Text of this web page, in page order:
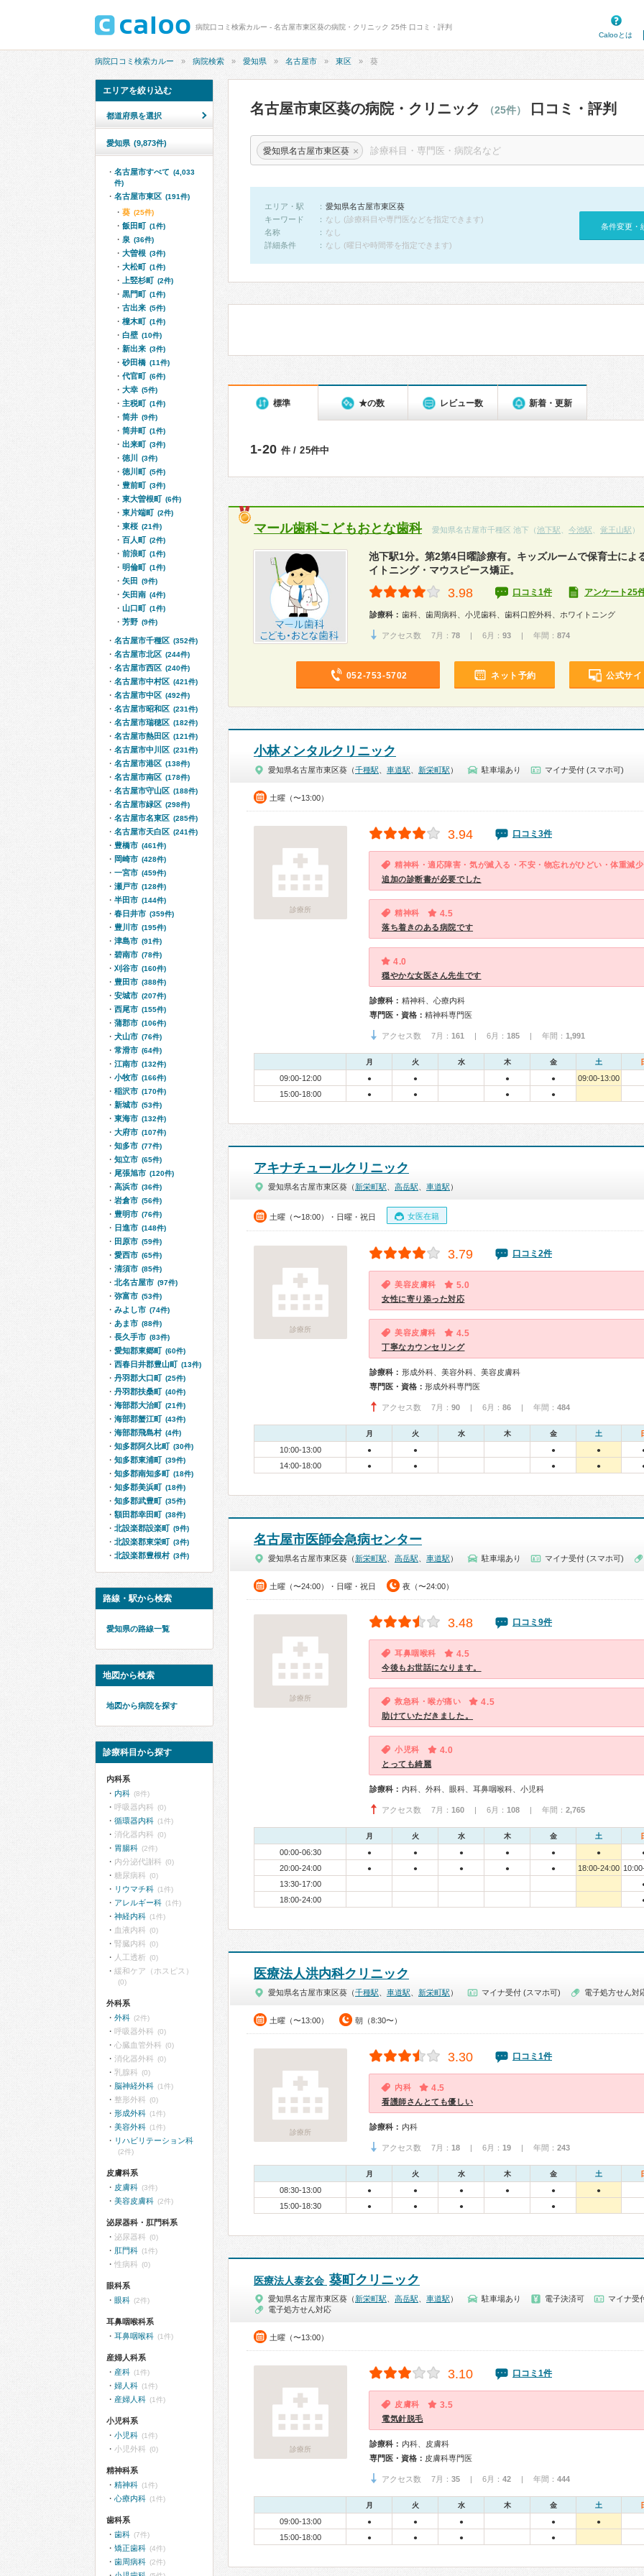
病院口コミ検索カルー - 名古屋市東区葵の病院・クリニック 25件 口コミ・評判
Calooとは
病院口コミ検索カルー 病院検索 愛知県 名古屋市 東区 葵
名古屋市東区葵の病院・クリニック （25件） 口コミ・評判
愛知県名古屋市東区葵 ×
エリア・駅
愛知県名古屋市東区葵
キーワード
なし (診療科目や専門医などを指定できます)
名称
なし
詳細条件
なし (曜日や時間帯を指定できます)
条件変更・
標準 ★の数 レビュー数 新着・更新
1-20 件 / 25件中
マール歯科こどもおとな歯科 愛知県名古屋市千種区 池下（池下駅 今池駅 覚王山駅 ）
池下駅1分。第2第4日曜診療有。キッズルームで保育士によ
イトニング・マウスピース矯正。
3.98 口コミ1件 アンケート25
診療科： 歯科、歯周病科、小児歯科、歯科口腔外科、ホワイトニング
アクセス数 7月： 78 | 6月： 93 | 年間： 874
052-753-5702 ネット予約 公式サイ
小林メンタルクリニック
愛知県名古屋市東区葵（千種駅 車道駅 新栄町駅 ） 駐車場あり マイナ受付 (スマホ可)
土曜（〜13:00）
診療所
3.94 口コミ3件
精神科・適応障害・気が滅入る・不安・物忘れがひどい・体重減少
追加の診断書が必要でした
精神科 4.5
落ち着きのある病院です
4.0
穏やかな女医さん先生です
診療科： 精神科、心療内科
専門医・資格： 精神科専門医
アクセス数 7月： 161 | 6月： 185 | 年間： 1,991
月 火 水 木 金 土
09:00-12:00 ● ● ● ●
09:00-13:00
15:00-18:00
● ● ● ●
アキナチュールクリニック
愛知県名古屋市東区葵（ 新栄町駅 高岳駅 車道駅 ）
土曜（〜18:00）・日曜・祝日 女医在籍
診療所
3.79 口コミ2件
美容皮膚科 5.0
女性に寄り添った対応
美容皮膚科 4.5
丁寧なカウンセリング
診療科： 形成外科、美容外科、美容皮膚科
専門医・資格： 形成外科専門医
アクセス数 7月： 90 | 6月： 86 | 年間： 484
月 火 水 木 金 土
10:00-13:00 ● ● ● ●
14:00-18:00 ● ● ● ●
名古屋市医師会急病センター
愛知県名古屋市東区葵（ 新栄町駅 高岳駅 車道駅 ） 駐車場あり マイナ受付 (スマホ可)
土曜（〜24:00）・日曜・祝日 夜（〜24:00）
診療所
3.48 口コミ9件
耳鼻咽喉科 4.5
今後もお世話になります。
救急科・喉が痛い 4.5
助けていただきました。
小児科 4.0
とっても綺麗
診療科： 内科、外科、眼科、耳鼻咽喉科、小児科
アクセス数 7月： 160 | 6月： 108 | 年間： 2,765
月 火 水 木 金 土
00:00-06:30 ● ● ● ● ● ●
20:00-24:00 ● ● ● ● ● 18:00-24:00
13:30-17:00
18:00-24:00
医療法人洪内科クリニック
愛知県名古屋市東区葵（千種駅 車道駅 新栄町駅 ） マイナ受付 (スマホ可) 電子処方せん対
土曜（〜13:00） 朝（8:30〜）
診療所
3.30 口コミ1件
内科 4.5
看護師さんとても優しい
診療科： 内科
アクセス数 7月： 18 | 6月： 19 | 年間： 243
月 火 水 木 金 土
08:30-13:00 ● ● ● ● ● ●
15:00-18:30 ● ● ● ●
医療法人泰玄会 葵町クリニック
愛知県名古屋市東区葵（ 新栄町駅 高岳駅 車道駅 ） 駐車場あり 電子決済可
マイナ受
電子処方せん対応
土曜（〜13:00）
診療所
3.10 口コミ1件
皮膚科 3.5
電気針脱毛
診療科： 内科、皮膚科
専門医・資格： 皮膚科専門医
アクセス数 7月： 35 | 6月： 42 | 年間： 444
月 火 水 木 金 土
09:00-13:00 ● ● ● ● ●
15:00-18:00 ● ● ● ●
エリアを絞り込む
都道府県を選択
愛知県 (9,873件)
名古屋市すべて (4,033
件)
名古屋市東区 (191件)
葵 (25件)
飯田町 (1件)
泉 (36件)
大曽根 (3件)
大松町 (1件)
上竪杉町 (2件)
黒門町 (1件)
古出来 (5件)
橦木町 (1件)
白壁 (10件)
新出来 (3件)
砂田橋 (11件)
代官町 (6件)
大幸 (5件)
主税町 (1件)
筒井 (9件)
筒井町 (1件)
出来町 (3件)
徳川 (3件)
徳川町 (5件)
豊前町 (3件)
東大曽根町 (6件)
東片端町 (2件)
東桜 (21件)
百人町 (2件)
前浪町 (1件)
明倫町 (1件)
矢田 (9件)
矢田南 (4件)
山口町 (1件)
芳野 (9件)
名古屋市千種区 (352件)
名古屋市北区 (244件)
名古屋市西区 (240件)
名古屋市中村区 (421件)
名古屋市中区 (492件)
名古屋市昭和区 (231件)
名古屋市瑞穂区 (182件)
名古屋市熱田区 (121件)
名古屋市中川区 (231件)
名古屋市港区 (138件)
名古屋市南区 (178件)
名古屋市守山区 (188件)
名古屋市緑区 (298件)
名古屋市名東区 (285件)
名古屋市天白区 (241件)
豊橋市 (461件)
岡崎市 (428件)
一宮市 (459件)
瀬戸市 (128件)
半田市 (144件)
春日井市 (359件)
豊川市 (195件)
津島市 (91件)
碧南市 (78件)
刈谷市 (160件)
豊田市 (388件)
安城市 (207件)
西尾市 (155件)
蒲郡市 (106件)
犬山市 (76件)
常滑市 (64件)
江南市 (132件)
小牧市 (166件)
稲沢市 (170件)
新城市 (53件)
東海市 (132件)
大府市 (107件)
知多市 (77件)
知立市 (65件)
尾張旭市 (120件)
高浜市 (36件)
岩倉市 (56件)
豊明市 (76件)
日進市 (148件)
田原市 (59件)
愛西市 (65件)
清須市 (85件)
北名古屋市 (97件)
弥富市 (53件)
みよし市 (74件)
あま市 (88件)
長久手市 (83件)
愛知郡東郷町 (60件)
西春日井郡豊山町 (13件)
丹羽郡大口町 (25件)
丹羽郡扶桑町 (40件)
海部郡大治町 (21件)
海部郡蟹江町 (43件)
海部郡飛島村 (4件)
知多郡阿久比町 (30件)
知多郡東浦町 (39件)
知多郡南知多町 (18件)
知多郡美浜町 (18件)
知多郡武豊町 (35件)
額田郡幸田町 (38件)
北設楽郡設楽町 (9件)
北設楽郡東栄町 (3件)
北設楽郡豊根村 (3件)
路線・駅から検索
愛知県の路線一覧
地図から検索
地図から病院を探す
診療科目から探す
内科系
内科 (8件)
呼吸器内科 (0)
循環器内科 (1件)
消化器内科 (0)
胃腸科 (2件)
内分泌代謝科 (0)
糖尿病科 (0)
リウマチ科 (1件)
アレルギー科 (1件)
神経内科 (1件)
血液内科 (0)
腎臓内科 (0)
人工透析 (0)
緩和ケア（ホスピス）
(0)
外科系
外科 (2件)
呼吸器外科 (0)
心臓血管外科 (0)
消化器外科 (0)
乳腺科 (0)
脳神経外科 (1件)
整形外科 (0)
形成外科 (1件)
美容外科 (1件)
リハビリテーション科
(2件)
皮膚科系
皮膚科 (3件)
美容皮膚科 (2件)
泌尿器科・肛門科系
泌尿器科 (0)
肛門科 (1件)
性病科 (0)
眼科系
眼科 (2件)
耳鼻咽喉科系
耳鼻咽喉科 (1件)
産婦人科系
産科 (1件)
婦人科 (1件)
産婦人科 (1件)
小児科系
小児科 (1件)
小児外科 (0)
精神科系
精神科 (1件)
心療内科 (1件)
歯科系
歯科 (7件)
矯正歯科 (4件)
歯周病科 (2件)